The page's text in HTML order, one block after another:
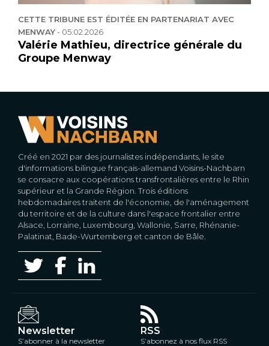
CETTE TRIBUNE EST ÉDITÉE EN PARTENARIAT AVEC
MENWAY- 05.02.2026
Valérie Mathieu, directrice générale du
Groupe Menway
Créé en 2021 par des journalistes indépendants, le site
d'informations bilingue français-allemand Voisins-Nachbarn
se consacre aux coopérations transfrontalières entre le Rhin
supérieur et la Grande Région. Trois éditions
hebdomadaires traitent de l'économie, de l'aménagement
du territoire et de la culture dans l'espace frontalier entre
Alsace, Lorraine, Luxembourg, Wallonie, Sarre, Rhénanie-
Palatinat, Bade-Wurtemberg et canton de Bâle.
Newsletter
S’abonner à la newsletter
RSS
S’abonnez à nos flux RSS